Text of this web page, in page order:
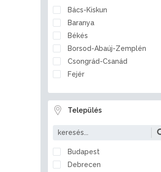
Bács-Kiskun
Baranya
Békés
Borsod-Abaúj-Zemplén
Csongrád-Csanád
Fejér
Hajdú-Bihar
Heves
Nógrád
Pest
Település
Budapest
Debrecen